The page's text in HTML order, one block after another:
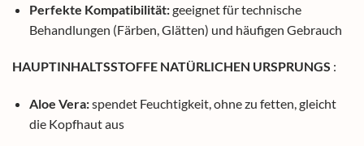
Perfekte Kompatibilität:geeignet für technische
Behandlungen (Färben, Glätten) und häufigen Gebrauch
HAUPTINHALTSSTOFFE NATÜRLICHEN URSPRUNGS :
Aloe Vera:spendet Feuchtigkeit, ohne zu fetten, gleicht
die Kopfhaut aus